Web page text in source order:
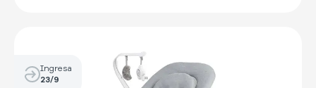
Ingresa
23/9